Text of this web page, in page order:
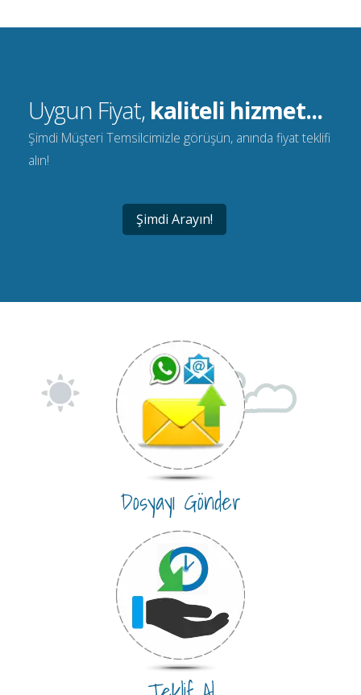
Uygun Fiyat, kaliteli hizmet...
Şimdi Müşteri Temsilcimizle görüşün, anında fiyat teklifi
alın!
Şimdi Arayın!
Dosyayı Gönder